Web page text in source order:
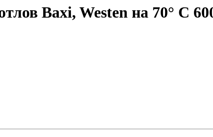
Baxi, Westen на 70° С